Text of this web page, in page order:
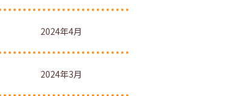
2024年4月
2024年3月